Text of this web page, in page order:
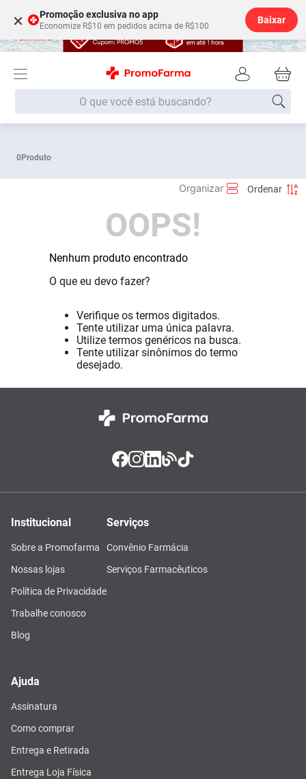
× Promoção exclusiva no app
Economize R$10 em pedidos acima de R$100
Baixar
O que você está buscando?
0Produto
OOPS!
Nenhum produto encontrado
O que eu devo fazer?
Verifique os termos digitados.
Tente utilizar uma única palavra.
Utilize termos genéricos na busca.
Tente utilizar sinônimos do termo
desejado.
Institucional
Sobre a Promofarma
Nossas lojas
Política de Privacidade
Trabalhe conosco
Blog
Serviços
Convênio Farmácia
Serviços Farmacêuticos
Ajuda
Assinatura
Como comprar
Entrega e Retirada
Entrega Loja Física
Fralda G
Desodorante
Absorvente
Pampers Confort Sec
Lavitan